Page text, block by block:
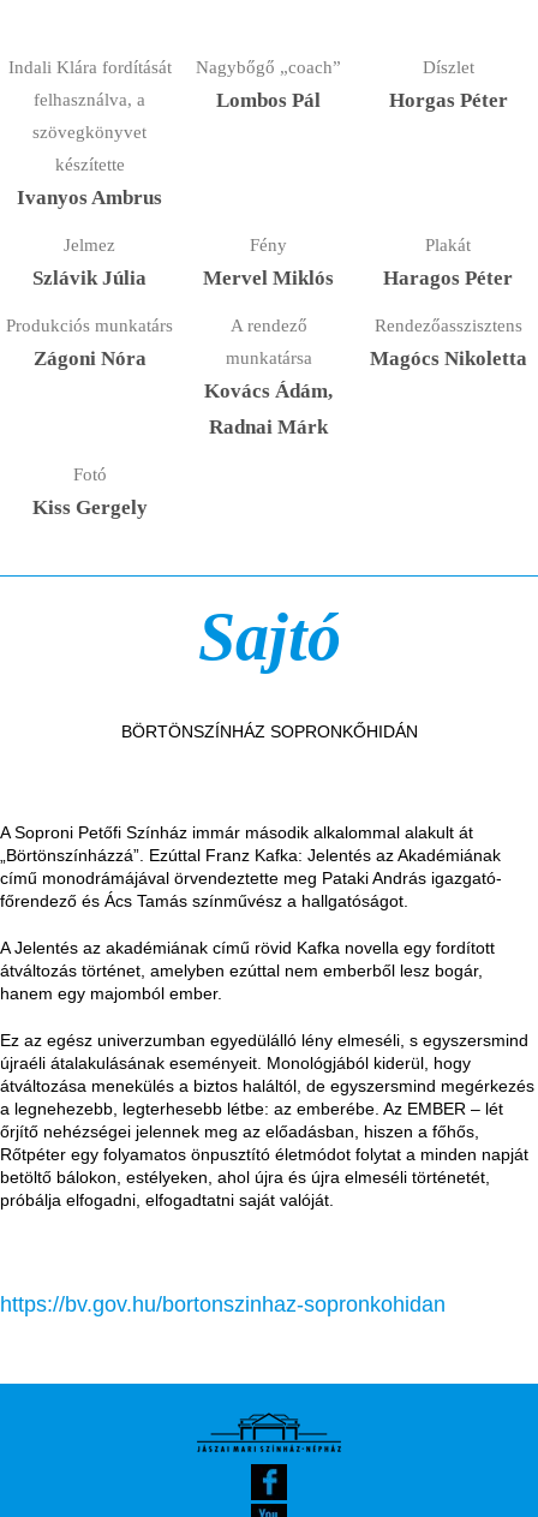
Indali Klára fordítását
felhasználva, a
szövegkönyvet
készítette
Ivanyos Ambrus
Nagybőgő „coach”
Lombos Pál
Díszlet
Horgas Péter
Jelmez
Szlávik Júlia
Fény
Mervel Miklós
Plakát
Haragos Péter
Produkciós munkatárs
Zágoni Nóra
A rendező
munkatársa
Kovács Ádám,
Radnai Márk
Rendezőasszisztens
Magócs Nikoletta
Fotó
Kiss Gergely
Sajtó
BÖRTÖNSZÍNHÁZ SOPRONKŐHIDÁN
A Soproni Petőfi Színház immár második alkalommal alakult át
„Börtönszínházzá”. Ezúttal Franz Kafka: Jelentés az Akadémiának
című monodrámájával örvendeztette meg Pataki András igazgató-
főrendező és Ács Tamás színművész a hallgatóságot.
A Jelentés az akadémiának című rövid Kafka novella egy fordított
átváltozás történet, amelyben ezúttal nem emberből lesz bogár,
hanem egy majomból ember.
Ez az egész univerzumban egyedülálló lény elmeséli, s egyszersmind
újraéli átalakulásának eseményeit. Monológjából kiderül, hogy
átváltozása menekülés a biztos haláltól, de egyszersmind megérkezés
a legnehezebb, legterhesebb létbe: az emberébe. Az EMBER – lét
őrjítő nehézségei jelennek meg az előadásban, hiszen a főhős,
Rőtpéter egy folyamatos önpusztító életmódot folytat a minden napját
betöltő bálokon, estélyeken, ahol újra és újra elmeséli történetét,
próbálja elfogadni, elfogadtatni saját valóját.
https://bv.gov.hu/bortonszinhaz-sopronkohidan